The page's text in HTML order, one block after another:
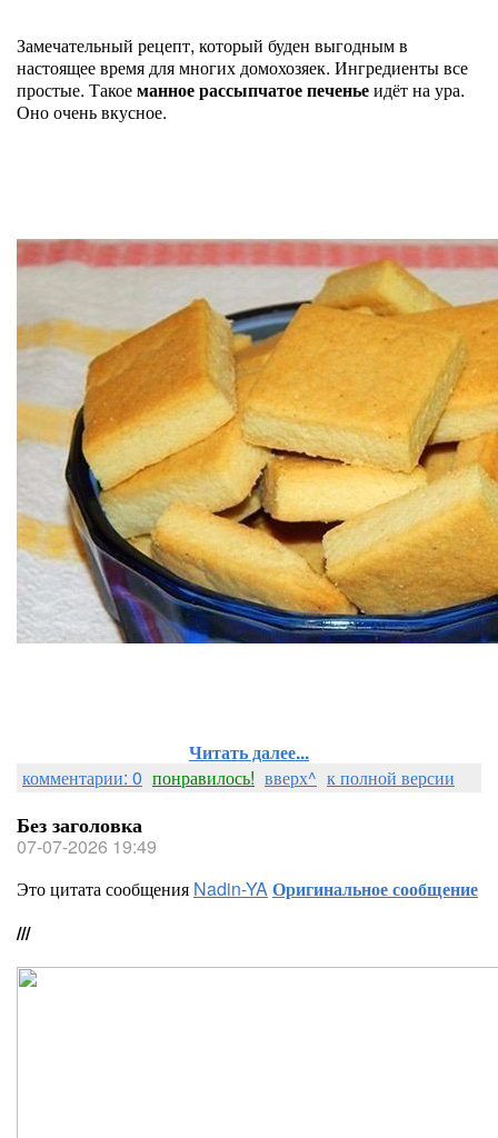
Замечательный рецепт, который буден выгодным в
настоящее время для многих домохозяек. Ингредиенты все
простые. Такоеманное рассыпчатое печеньеидёт на ура.
Оно очень вкусное.
Читать далее...
комментарии: 0 понравилось! вверх^ к полной версии
Без заголовка
07-07-2026 19:49
Это цитата сообщения Nadin-YAОригинальное сообщение
///